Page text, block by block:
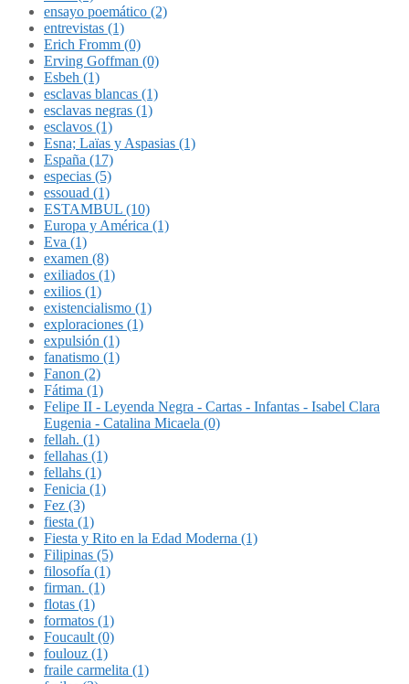
ensayo poemático (2)
entrevistas (1)
Erich Fromm (0)
Erving Goffman (0)
Esbeh (1)
esclavas blancas (1)
esclavas negras (1)
esclavos (1)
Esna; Laïas y Aspasias (1)
España (17)
especias (5)
essouad (1)
ESTAMBUL (10)
Europa y América (1)
Eva (1)
examen (8)
exiliados (1)
exilios (1)
existencialismo (1)
exploraciones (1)
expulsión (1)
fanatismo (1)
Fanon (2)
Fátima (1)
Felipe II - Leyenda Negra - Cartas - Infantas - Isabel Clara
Eugenia - Catalina Micaela (0)
fellah. (1)
fellahas (1)
fellahs (1)
Fenicia (1)
Fez (3)
fiesta (1)
Fiesta y Rito en la Edad Moderna (1)
Filipinas (5)
filosofía (1)
firman. (1)
flotas (1)
formatos (1)
Foucault (0)
foulouz (1)
fraile carmelita (1)